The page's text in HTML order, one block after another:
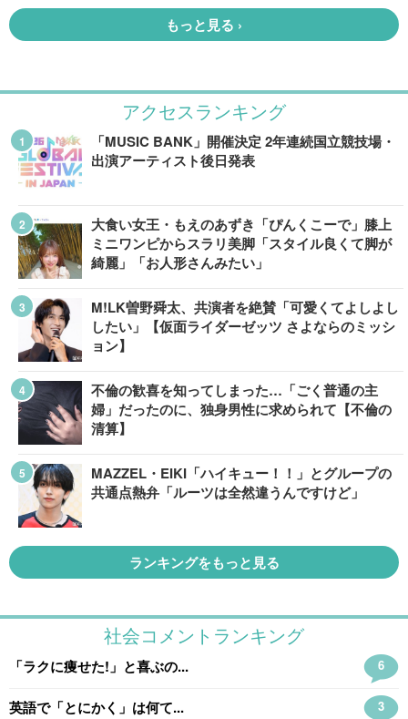
アクセスランキング
「MUSIC BANK」開催決定 2年連続国立競技場・
出演アーティスト後日発表
大食い女王・もえのあずき「ぴんくこーで」膝上
ミニワンピからスラリ美脚「スタイル良くて脚が
綺麗」「お人形さんみたい」
M!LK曽野舜太、共演者を絶賛「可愛くてよしよし
したい」【仮面ライダーゼッツ さよならのミッシ
ョン】
不倫の歓喜を知ってしまった…「ごく普通の主
婦」だったのに、独身男性に求められて【不倫の
清算】
MAZZEL・EIKI「ハイキュー！！」とグループの
共通点熱弁「ルーツは全然違うんですけど」
ランキングをもっと見る